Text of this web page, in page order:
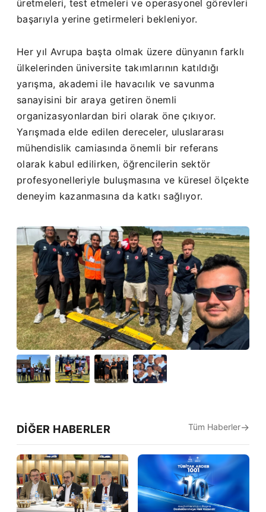
üretmeleri, test etmeleri ve operasyonel görevleri
başarıyla yerine getirmeleri bekleniyor.
Her yıl Avrupa başta olmak üzere dünyanın farklı
ülkelerinden üniversite takımlarının katıldığı
yarışma, akademi ile havacılık ve savunma
sanayisini bir araya getiren önemli
organizasyonlardan biri olarak öne çıkıyor.
Yarışmada elde edilen dereceler, uluslararası
mühendislik camiasında önemli bir referans
olarak kabul edilirken, öğrencilerin sektör
profesyonelleriyle buluşmasına ve küresel ölçekte
deneyim kazanmasına da katkı sağlıyor.
DIĞER HABERLER Tüm Haberler